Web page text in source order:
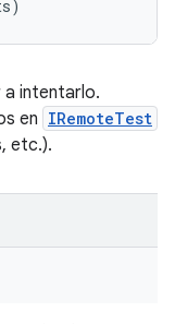
a intentarlo.
en IRemoteTest
etc.).